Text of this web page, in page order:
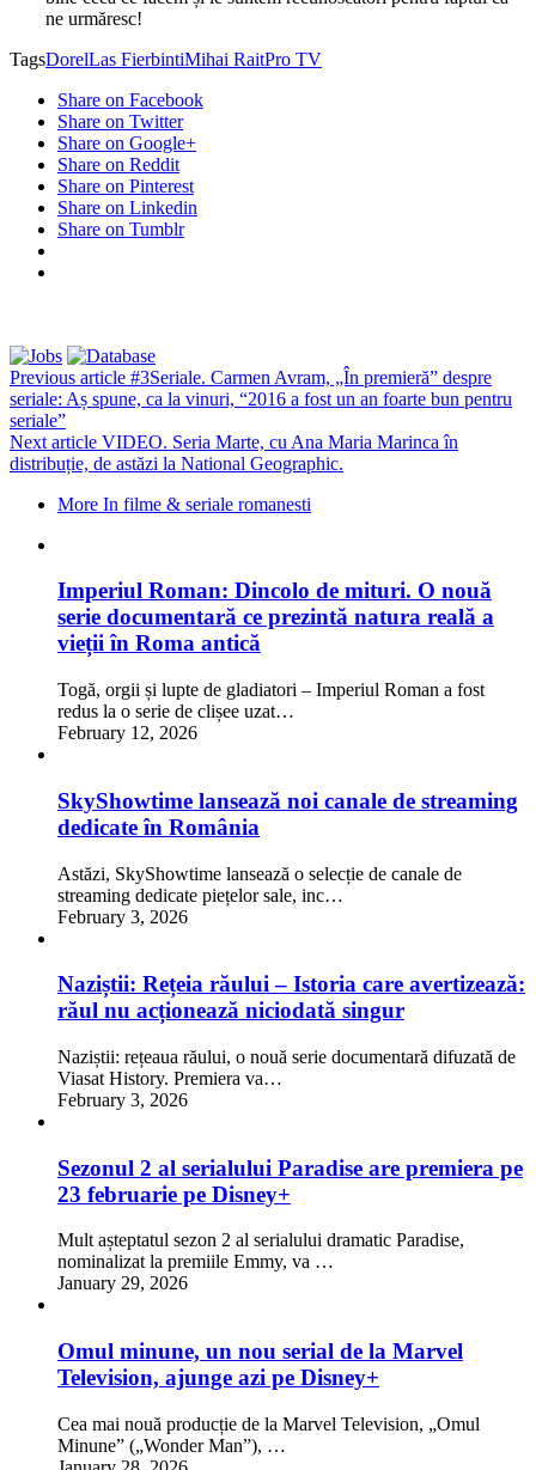
ne urmăresc!
TagsDorelLas FierbintiMihai RaitPro TV
Share on Facebook
Share on Twitter
Share on Google+
Share on Reddit
Share on Pinterest
Share on Linkedin
Share on Tumblr
Previous article #3Seriale. Carmen Avram, „În premieră” despre
seriale: Aș spune, ca la vinuri, “2016 a fost un an foarte bun pentru
seriale”
Next article VIDEO. Seria Marte, cu Ana Maria Marinca în
distribuție, de astăzi la National Geographic.
More In filme & seriale romanesti
Imperiul Roman: Dincolo de mituri. O nouă
serie documentară ce prezintă natura reală a
vieții în Roma antică
Togă, orgii și lupte de gladiatori – Imperiul Roman a fost
redus la o serie de clișee uzat…
February 12, 2026
SkyShowtime lansează noi canale de streaming
dedicate în România
Astăzi, SkyShowtime lansează o selecție de canale de
streaming dedicate piețelor sale, inc…
February 3, 2026
Naziștii: Rețeia răului – Istoria care avertizează:
răul nu acționează niciodată singur
Naziștii: rețeaua răului, o nouă serie documentară difuzată de
Viasat History. Premiera va…
February 3, 2026
Sezonul 2 al serialului Paradise are premiera pe
23 februarie pe Disney+
Mult așteptatul sezon 2 al serialului dramatic Paradise,
nominalizat la premiile Emmy, va …
January 29, 2026
Omul minune, un nou serial de la Marvel
Television, ajunge azi pe Disney+
Cea mai nouă producție de la Marvel Television, „Omul
Minune” („Wonder Man”), …